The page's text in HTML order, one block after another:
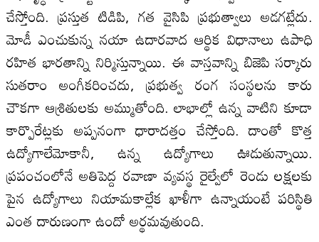
చేస్తోంది. ప్రస్తుత టిడిపి, గత వైసిపి ప్రభుత్వాలు అడగట్లేదు.
మోడీ ఎంచుకున్న నయా ఉదారవాద ఆర్థిక విధానాలు ఉపాధి
రహిత భారతాన్ని నిర్మిస్తున్నాయి. ఈ వాస్తవాన్ని బిజెపి సర్కారు
సుతరాం అంగీకరించదు, ప్రభుత్వ రంగ సంస్థలను కారు
చౌకగా ఆశ్రితులకు అమ్ముతోంది. లాభాల్లో ఉన్న వాటిని కూడా
కార్పొరేట్లకు అప్పనంగా ధారాదత్తం చేస్తోంది. దాంతో కొత్త
ఉద్యోగాలేమోకానీ, ఉన్న ఉద్యోగాలు ఊడుతున్నాయి.
ప్రపంచంలోనే అతిపెద్ద రవాణా వ్యవస్థ రైల్వేలో రెండు లక్షలకు
పైన ఉద్యోగాలు నియామకాల్లేక ఖాళీగా ఉన్నాయంటే పరిస్థితి
ఎంత దారుణంగా ఉందో అర్థమవుతుంది.